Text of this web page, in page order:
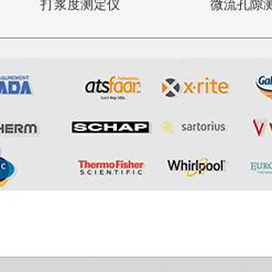
打浆度测定仪 微流孔隙